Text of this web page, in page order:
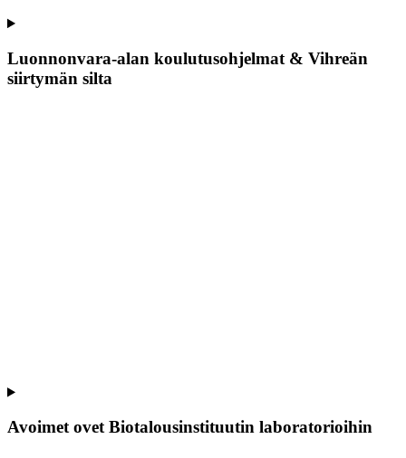
Luonnonvara-alan koulutusohjelmat & Vihreän
siirtymän silta
Avoimet ovet Biotalousinstituutin laboratorioihin